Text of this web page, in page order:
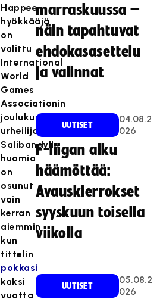
Happee-
hyökkääjä
on
valittu
International
World
Games
Associationin
joulukuun
urheilijaksi.
Salibandylle
huomio
on
osunut
vain
kerran
aiemmin
kun
tittelin
pokkasi
kaksi
vuotta
marraskuussa –
näin tapahtuvat
ehdokasasettelu
ja valinnat
UUTISET
04.08.2
026
F-liigan alku
häämöttää:
Avauskierrokset
syyskuun toisella
viikolla
UUTISET
05.08.2
026